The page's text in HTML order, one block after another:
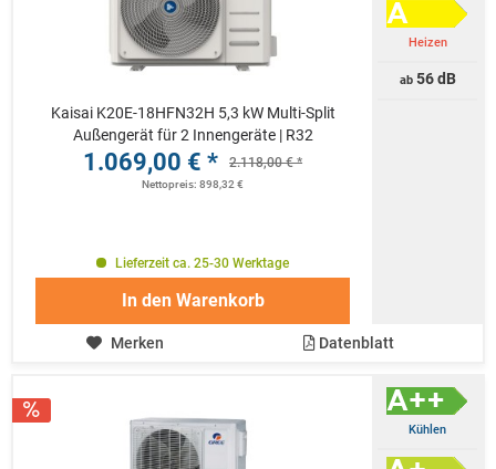
Kaisai K20E-18HFN32H 5,3 kW Multi-Split
Außengerät für 2 Innengeräte | R32
1.069,00 € * 2.118,00 € *
Nettopreis: 898,32 €
Heizen
ab56 dB
Lieferzeit ca. 25-30 Werktage
In den Warenkorb
Merken Datenblatt
Kühlen